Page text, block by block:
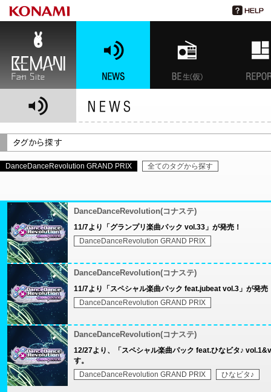
DanceDanceRevolution GRAND PRIX 全てのタグから探す
DanceDanceRevolution(コナステ)
11/7より「グランプリ楽曲パック vol.33」が発売！
DanceDanceRevolution GRAND PRIX
DanceDanceRevolution(コナステ)
11/7より「スペシャル楽曲パック feat.jubeat vol.3」が発売
DanceDanceRevolution GRAND PRIX
DanceDanceRevolution(コナステ)
12/27より、「スペシャル楽曲パック feat.ひなビタ♪
す。
DanceDanceRevolution GRAND PRIX
ひなビタ♪